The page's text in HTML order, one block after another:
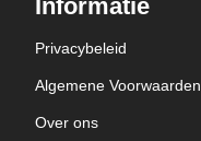
Informatie
Privacybeleid
Algemene Voorwaarden
Over ons